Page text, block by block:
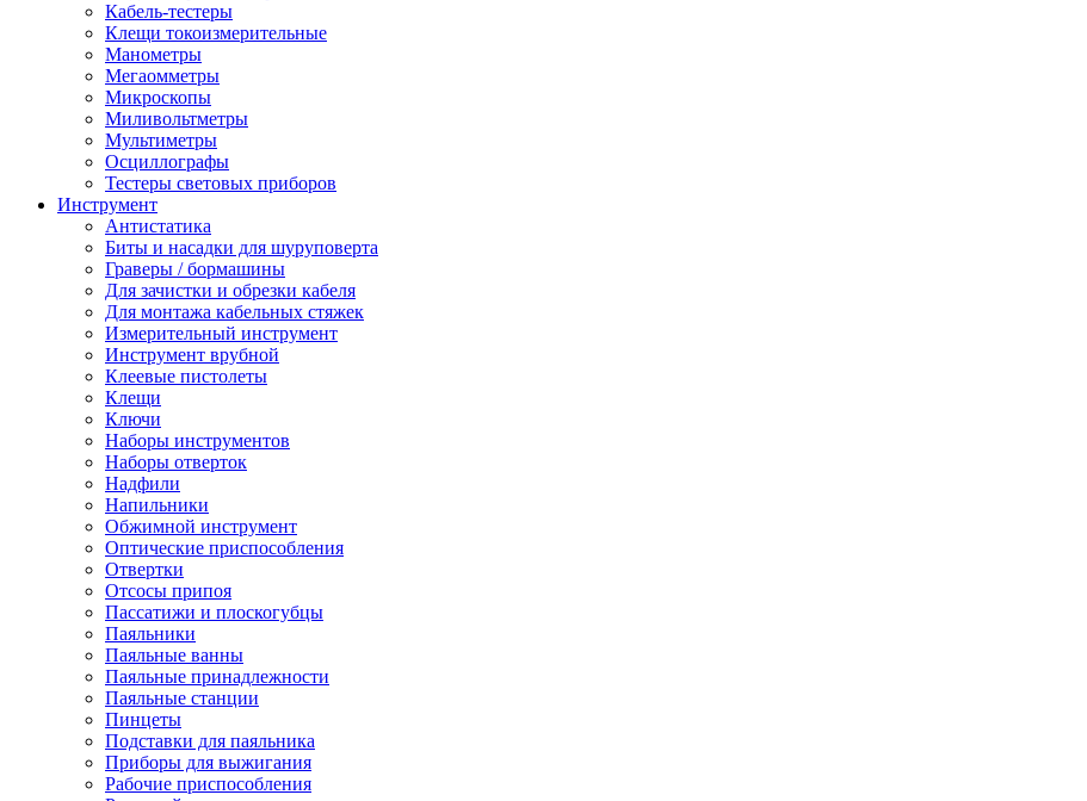
Кабель-тестеры
Клещи токоизмерительные
Манометры
Мегаомметры
Микроскопы
Миливольтметры
Мультиметры
Осциллографы
Тестеры световых приборов
Инструмент
Антистатика
Биты и насадки для шуруповерта
Граверы / бормашины
Для зачистки и обрезки кабеля
Для монтажа кабельных стяжек
Измерительный инструмент
Инструмент врубной
Клеевые пистолеты
Клещи
Ключи
Наборы инструментов
Наборы отверток
Надфили
Напильники
Обжимной инструмент
Оптические приспособления
Отвертки
Отсосы припоя
Пассатижи и плоскогубцы
Паяльники
Паяльные ванны
Паяльные принадлежности
Паяльные станции
Пинцеты
Подставки для паяльника
Приборы для выжигания
Рабочие приспособления